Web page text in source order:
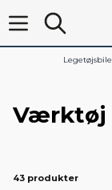
Værktøj
43 produkter